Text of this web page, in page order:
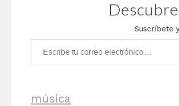
Suscríbete
Escribe tu correo electrónico…
música